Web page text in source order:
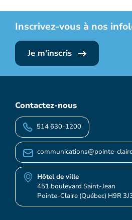
Inscrivez-vous à nos
Je m'inscris
Contactez-nous
514 630-1200
communications@pointe-
Hôtel de ville
451 boulevard Saint-Jean
Pointe-Claire (Québec) H9R